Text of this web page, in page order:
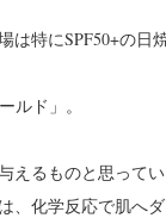
は特にSPF50+の日
ルド」。
えるものと思って
、化学反応で肌へ